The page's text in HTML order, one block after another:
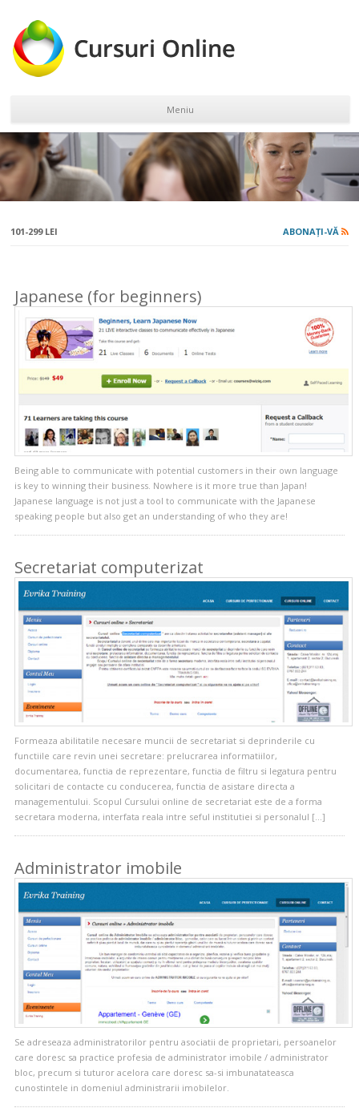
Meniu
Sari la conținut
101-299 LEI ABONAȚI-VĂ
Japanese (for beginners)
Being able to communicate with potential customers in their own language
is key to winning their business. Nowhere is it more true than Japan!
Japanese language is not just a tool to communicate with the Japanese
speaking people but also get an understanding of who they are!
Secretariat computerizat
Formeaza abilitatile necesare muncii de secretariat si deprinderile cu
functiile care revin unei secretare: prelucrarea informatiilor,
documentarea, functia de reprezentare, functia de filtru si legatura pentru
solicitari de contacte cu conducerea, functia de asistare directa a
managementului. Scopul Cursului online de secretariat este de a forma
secretara moderna, interfata reala intre seful institutiei si personalul […]
Administrator imobile
Se adreseaza administratorilor pentru asociatii de proprietari, persoanelor
care doresc sa practice profesia de administrator imobile / administrator
bloc, precum si tuturor acelora care doresc sa-si imbunatateasca
cunostintele in domeniul administrarii imobilelor.